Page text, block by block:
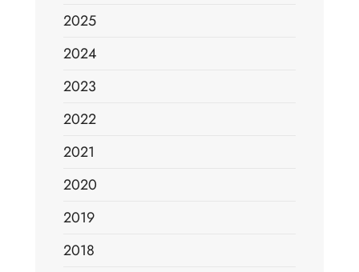
2025
2024
2023
2022
2021
2020
2019
2018